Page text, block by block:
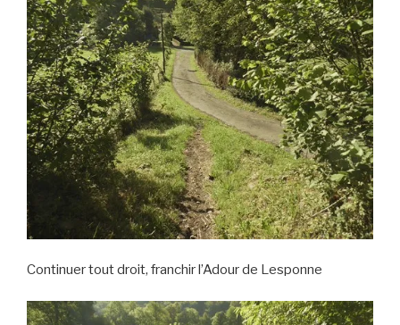
Continuer tout droit, franchir l’Adour de Lesponne